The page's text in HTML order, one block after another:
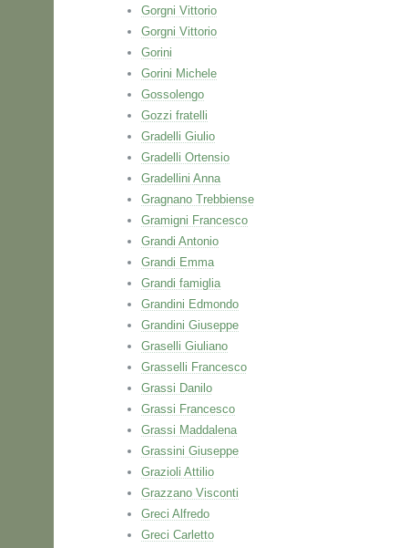
Gorgni Vittorio
Gorgni Vittorio
Gorini
Gorini Michele
Gossolengo
Gozzi fratelli
Gradelli Giulio
Gradelli Ortensio
Gradellini Anna
Gragnano Trebbiense
Gramigni Francesco
Grandi Antonio
Grandi Emma
Grandi famiglia
Grandini Edmondo
Grandini Giuseppe
Graselli Giuliano
Grasselli Francesco
Grassi Danilo
Grassi Francesco
Grassi Maddalena
Grassini Giuseppe
Grazioli Attilio
Grazzano Visconti
Greci Alfredo
Greci Carletto